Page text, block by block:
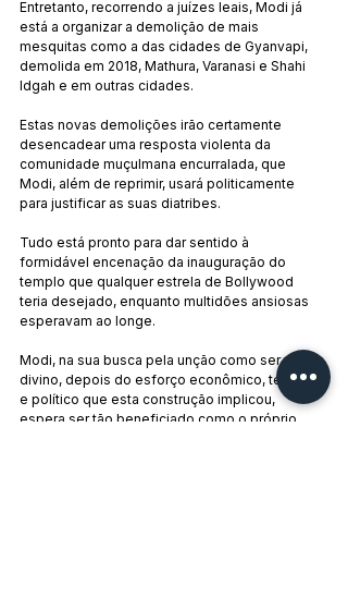
Entretanto, recorrendo a juízes leais, Modi já
está a organizar a demolição de mais
mesquitas como a das cidades de Gyanvapi,
demolida em 2018, Mathura, Varanasi e Shahi
Idgah e em outras cidades.
Estas novas demolições irão certamente
desencadear uma resposta violenta da
comunidade muçulmana encurralada, que
Modi, além de reprimir, usará politicamente
para justificar as suas diatribes.
Tudo está pronto para dar sentido à
formidável encenação da inauguração do
templo que qualquer estrela de Bollywood
teria desejado, enquanto multidões ansiosas
esperavam ao longe.
Modi, na sua busca pela unção como ser
divino, depois do esforço econômico, técnico
e político que esta construção implicou,
espera ser tão beneficiado como o próprio